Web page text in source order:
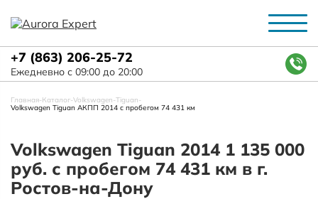
+7 (863) 206-25-72
Ежедневно с 09:00 до 20:00
Главная-Каталог-Volkswagen-Tiguan-
Volkswagen Tiguan АКПП 2014 с пробегом 74 431 км
Volkswagen Tiguan 2014 1 135 000
руб. с пробегом 74 431 км в г.
Ростов-на-Дону